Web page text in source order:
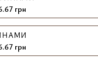
грн
грн